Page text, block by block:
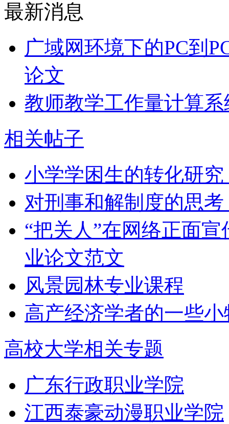
最新消息
广域网环境下的PC到
论文
教师教学工作量计算
相关帖子
小学学困生的转化研
对刑事和解制度的思
“把关人”在网络正面
业论文范文
风景园林专业课程
高产经济学者的一些小
高校大学相关专题
广东行政职业学院
江西泰豪动漫职业学院